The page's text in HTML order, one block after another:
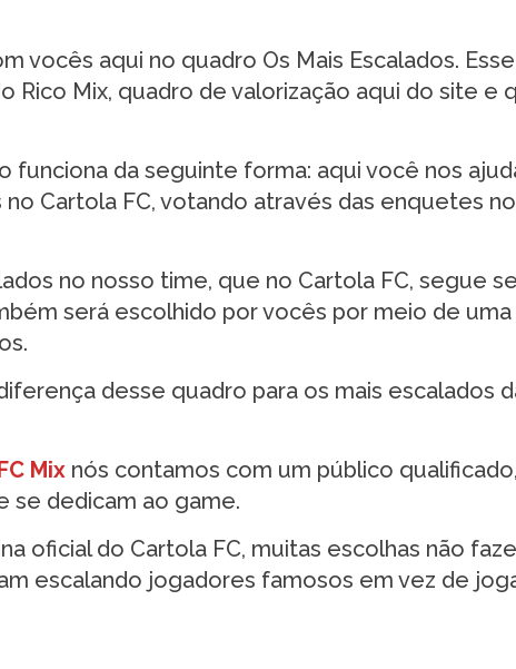
vocês aqui no quadro Os Mais Escalados.
Rico Mix, quadro de valorização aqui do site e
funciona da seguinte forma: aqui você nos
Cartola FC, votando através das enquetes
no nosso time, que no Cartola FC, segue
será escolhido por vocês por meio de uma
desse quadro para os mais escalados
Mix nós contamos com um público
se dedicam ao game.
oficial do Cartola FC, muitas escolhas não
escalando jogadores famosos em vez de